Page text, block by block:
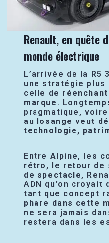
Renault, en quête
monde électrique
L’arrivée de la R5
une stratégie plus
celle de
marque .
pragmatique,
au losange veut
technologie,
Entre Alpine, les
rétro, le retour de
de spectacle,
ADN qu’on croyait
tant que concept
phare dans cette
ne sera jamais
restera dans les